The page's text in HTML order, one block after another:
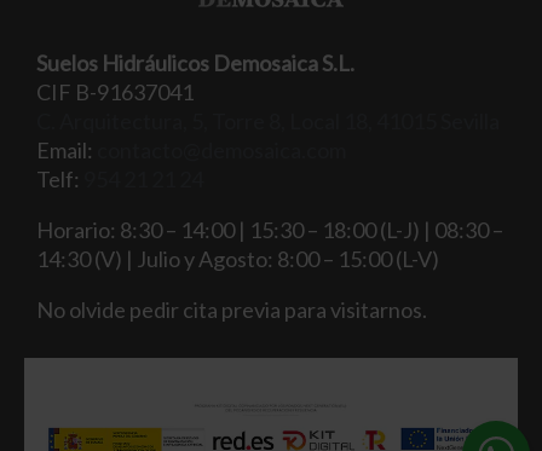
Suelos Hidráulicos Demosaica S.L.
CIF B-91637041
Email:
Telf:
Horario: 8:30 – 14:00 | 15:30 – 18:00 (L-J) | 08:30 –
14:30 (V) | Julio y Agosto: 8:00 – 15:00 (L-V)
No olvide pedir cita previa para visitarnos.